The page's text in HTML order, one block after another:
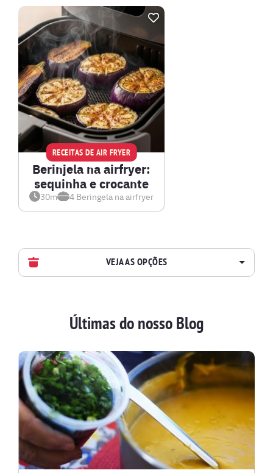
RECEITAS DE AIR FRYER
Berinjela na airfryer:
sequinha e crocante
30m 4 Beringela na airfryer
VEJA AS OPÇÕES
BATIDAS
BEBIDAS E DRINKS
BISCOITOS
BOLOS E TORTAS
Últimas do nosso Blog